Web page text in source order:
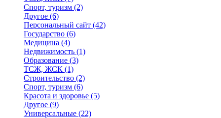
Спорт, туризм (2)
Другое (6)
Персональный сайт (42)
Государство (6)
Медицина (4)
Недвижимость (1)
Образование (3)
ТСЖ, ЖСК (1)
Строительство (2)
Спорт, туризм (6)
Красота и здоровье (5)
Другое (9)
Универсальные (22)